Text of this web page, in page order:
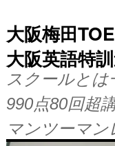
大阪梅田
大阪英語特
スクールとは
990点80回超
マンツーマ